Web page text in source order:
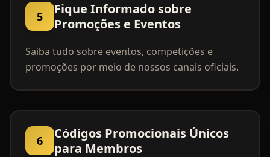
5
Fique Informado sobre
Promoções e Eventos
Saiba tudo sobre eventos, competições e
promoções por meio de nossos canais oficiais.
6
Códigos Promocionais Únicos
para Membros